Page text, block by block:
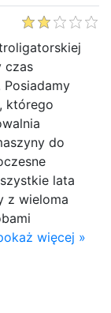
czas
którego
do
lata
z wieloma
więcej »